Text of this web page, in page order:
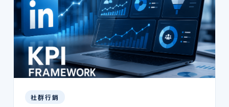
社群行銷